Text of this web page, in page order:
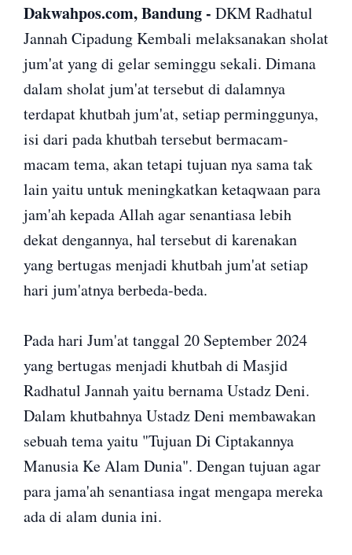
Dakwahpos.com, Bandung - DKM Radhatul
Jannah Cipadung Kembali melaksanakan sholat
jum'at yang di gelar seminggu sekali. Dimana
dalam sholat jum'at tersebut di dalamnya
terdapat khutbah jum'at, setiap perminggunya,
isi dari pada khutbah tersebut bermacam-
macam tema, akan tetapi tujuan nya sama tak
lain yaitu untuk meningkatkan ketaqwaan para
jam'ah kepada Allah agar senantiasa lebih
dekat dengannya, hal tersebut di karenakan
yang bertugas menjadi khutbah jum'at setiap
hari jum'atnya berbeda-beda.
Pada hari Jum'at tanggal 20 September 2024
yang bertugas menjadi khutbah di Masjid
Radhatul Jannah yaitu bernama Ustadz Deni.
Dalam khutbahnya Ustadz Deni membawakan
sebuah tema yaitu "Tujuan Di Ciptakannya
Manusia Ke Alam Dunia". Dengan tujuan agar
para jama'ah senantiasa ingat mengapa mereka
ada di alam dunia ini.